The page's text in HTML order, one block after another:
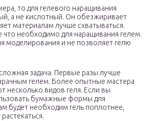
то для гелевого наращивания
а не кислотный. Он обезжиривает
материалам лучше схватываться.
что необходимо для наращивания гелем.
моделирования и не позволяет гелю
задача. Первые разы лучше
гелем. Более опытные мастера
несколько видов геля. Если вы
бумажные формы для
будет необходим гель поплотнее,